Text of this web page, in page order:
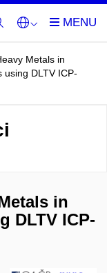
Metals in
using DLTV ICP-
in
DLTV ICP-